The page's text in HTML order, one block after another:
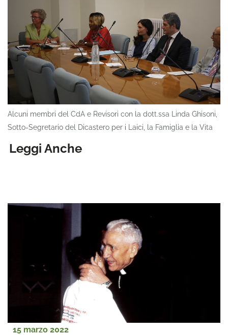
Alcuni membri del CdA e Revisori con la dott.ssa Linda Ghisoni,
Sotto-Segretario del Dicastero per i Laici, la Famiglia e la Vita
Leggi Anche
15 marzo 2022